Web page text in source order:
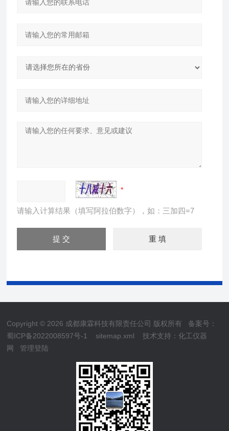
请输入计算结果（填写阿拉伯数字），如：三加四=7
Copyright © 2026 成都康霖科技有限责任公司 版权所有 备案号：
蜀ICP备2022008597号-1
sitemap.xml 技术支持：化工仪器
网
管理登陆